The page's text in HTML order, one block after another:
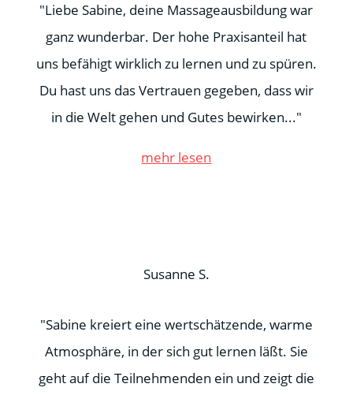
"Liebe Sabine, deine Massageausbildung war
ganz wunderbar. Der hohe Praxisanteil hat
uns befähigt wirklich zu lernen und zu spüren.
Du hast uns das Vertrauen gegeben, dass wir
in die Welt gehen und Gutes bewirken..."
mehr lesen
Susanne S.
"Sabine kreiert eine wertschätzende, warme
Atmosphäre, in der sich gut lernen läßt. Sie
geht auf die Teilnehmenden ein und zeigt die